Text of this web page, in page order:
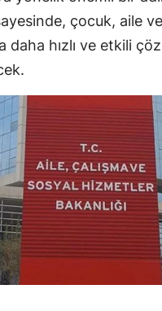
çocuk, aile
daha hızlı ve etkili